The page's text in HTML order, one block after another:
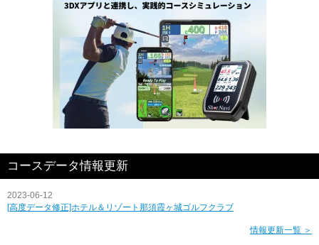
コースデータ情報更新
2023-06-12
[高度データ修正]ホテル＆リゾート那須霞ヶ城ゴルフクラブ
情報更新一覧 ＞